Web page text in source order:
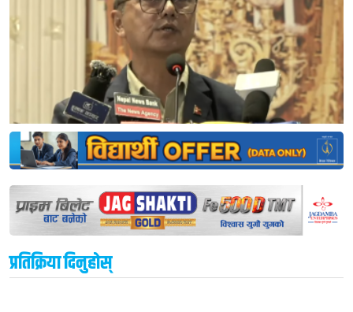
प्रतिक्रिया दिनुहोस्